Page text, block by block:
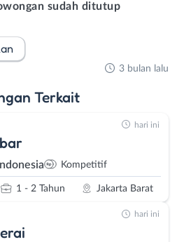
sudah ditutup
3 bulan lalu
Terkait
Kompetitif
1 - 2 Tahun Jakarta Barat
hari ini
hari ini